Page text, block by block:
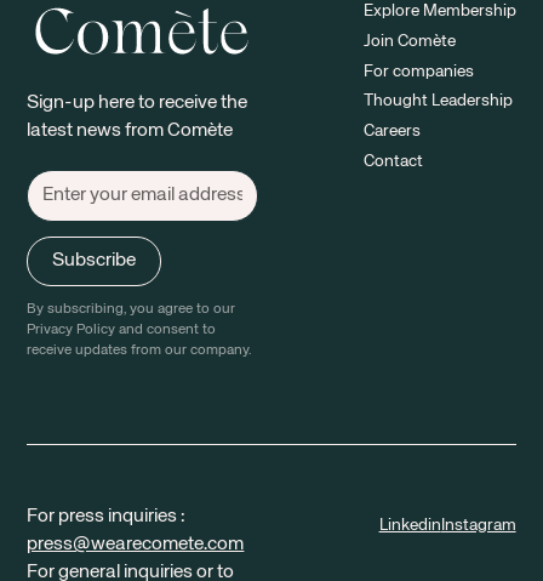
Sign-up here to receive the
latest news from Comète
By subscribing, you agree to our
Privacy Policy and consent to
receive updates from our company.
Explore Membership
Join Comète
For companies
Thought Leadership
Careers
Contact
For press inquiries :
press@wearecomete.com
For general inquiries or to
Linkedin Instagram